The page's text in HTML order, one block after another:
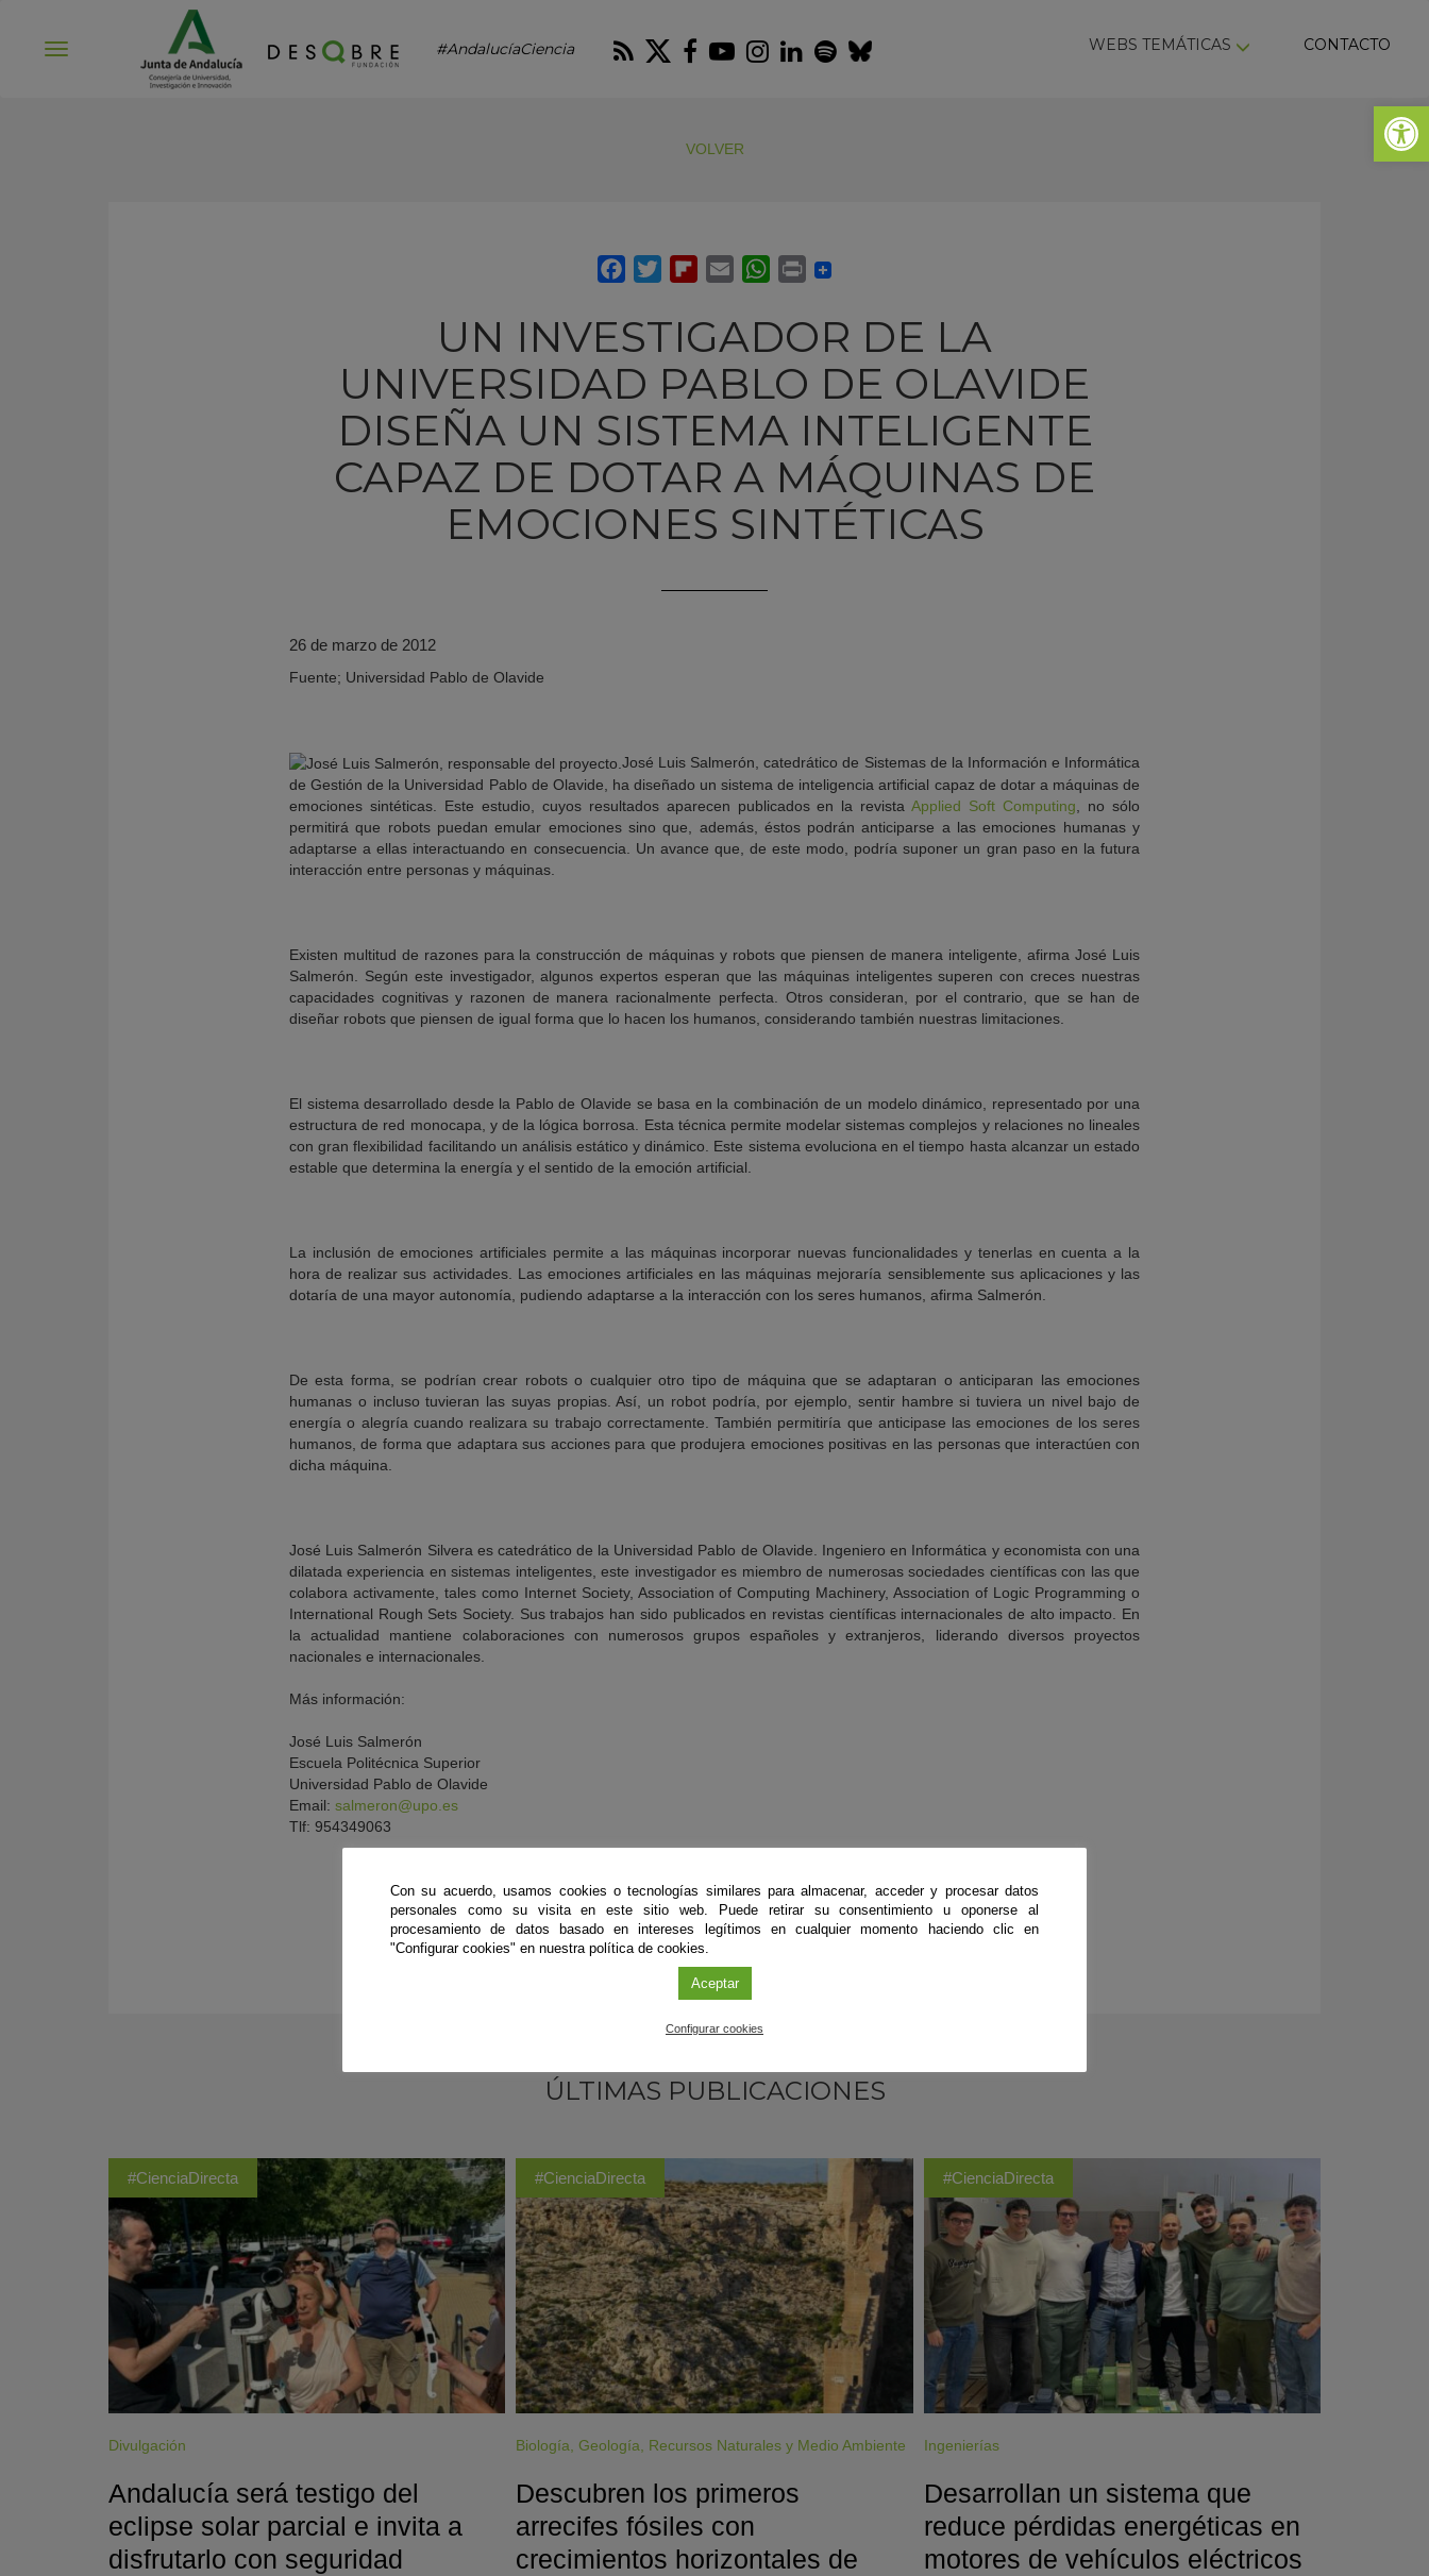
Abrir
#AndalucíaCiencia RSS Twitter
Facebook
Youtube
Instagram
LinkedIn
Spotify
Bluesky WEBS TEMÁTICAS CONTACTO
VOLVER
UN INVESTIGADOR DE LA
UNIVERSIDAD PABLO DE OLAVIDE
DISEÑA UN SISTEMA INTELIGENTE
CAPAZ DE DOTAR A MÁQUINAS DE
EMOCIONES SINTÉTICAS
26 de marzo de 2012
Fuente; Universidad Pablo de Olavide
José Luis Salmerón, catedrático de Sistemas de la Información e Informática
de Gestión de la Universidad Pablo de Olavide, ha diseñado un sistema de inteligencia artificial capaz de dotar a máquinas de
emociones sintéticas. Este estudio, cuyos resultados aparecen publicados en la revistaApplied Soft Computing, no sólo
permitirá que robots puedan emular emociones sino que, además, éstos podrán anticiparse a las emociones humanas y
adaptarse a ellas interactuando en consecuencia. Un avance que, de este modo, podría suponer un gran paso en la futura
interacción entre personas y máquinas.
Existen multitud de razones para la construcción de máquinas y robots que piensen de manera inteligente, afirma José Luis
Salmerón. Según este investigador, algunos expertos esperan que las máquinas inteligentes superen con creces nuestras
capacidades cognitivas y razonen de manera racionalmente perfecta. Otros consideran, por el contrario, que se han de
diseñar robots que piensen de igual forma que lo hacen los humanos, considerando también nuestras limitaciones.
El sistema desarrollado desde la Pablo de Olavide se basa en la combinación de un modelo dinámico, representado por una
estructura de red monocapa, y de la lógica borrosa. Esta técnica permite modelar sistemas complejos y relaciones no lineales
con gran flexibilidad facilitando un análisis estático y dinámico. Este sistema evoluciona en el tiempo hasta alcanzar un estado
estable que determina la energía y el sentido de la emoción artificial.
La inclusión de emociones artificiales permite a las máquinas incorporar nuevas funcionalidades y tenerlas en cuenta a la
hora de realizar sus actividades. Las emociones artificiales en las máquinas mejoraría sensiblemente sus aplicaciones y las
dotaría de una mayor autonomía, pudiendo adaptarse a la interacción con los seres humanos, afirma Salmerón.
De esta forma, se podrían crear robots o cualquier otro tipo de máquina que se adaptaran o anticiparan las emociones
humanas o incluso tuvieran las suyas propias. Así, un robot podría, por ejemplo, sentir hambre si tuviera un nivel bajo de
energía o alegría cuando realizara su trabajo correctamente. También permitiría que anticipase las emociones de los seres
humanos, de forma que adaptara sus acciones para que produjera emociones positivas en las personas que interactúen con
dicha máquina.
José Luis Salmerón Silvera es catedrático de la Universidad Pablo de Olavide. Ingeniero en Informática y economista con una
dilatada experiencia en sistemas inteligentes, este investigador es miembro de numerosas sociedades científicas con las que
colabora activamente, tales como Internet Society, Association of Computing Machinery, Association of Logic Programming o
International Rough Sets Society. Sus trabajos han sido publicados en revistas científicas internacionales de alto impacto. En
la actualidad mantiene colaboraciones con numerosos grupos españoles y extranjeros, liderando diversos proyectos
nacionales e internacionales.
Más información:
José Luis Salmerón
Escuela Politécnica Superior
Universidad Pablo de Olavide
Email: salmeron@upo.es
Tlf: 954349063
ÚLTIMAS PUBLICACIONES
#CienciaDirecta
Divulgación
Andalucía será testigo del
eclipse solar parcial e invita a
disfrutarlo con seguridad
#CienciaDirecta
Biología,Geología, Recursos Naturales y Medio Ambiente
Descubren los primeros
arrecifes fósiles con
crecimientos horizontales de
#CienciaDirecta
Ingenierías
Desarrollan un sistema que
reduce pérdidas energéticas en
motores de vehículos eléctricos
Con su acuerdo, usamos cookies o tecnologías similares para almacenar, acceder y procesar datos
personales como su visita en este sitio web. Puede retirar su consentimiento u oponerse al
procesamiento de datos basado en intereses legítimos en cualquier momento haciendo clic en
"Configurar cookies" en nuestra política de cookies.
Aceptar
Configurar cookies